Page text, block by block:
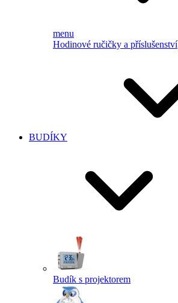
menu
Hodinové ručičky a příslušenství
BUDÍKY
Budík s projektorem